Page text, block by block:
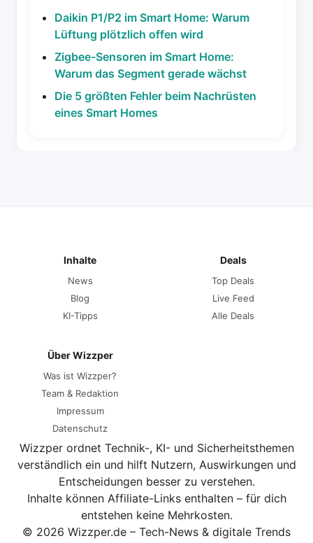
Daikin P1/P2 im Smart Home: Warum
Lüftung plötzlich offen wird
Zigbee-Sensoren im Smart Home:
Warum das Segment gerade wächst
Die 5 größten Fehler beim Nachrüsten
eines Smart Homes
Inhalte
News
Blog
KI-Tipps
Deals
Top Deals
Live Feed
Alle Deals
Über Wizzper
Was ist Wizzper?
Team & Redaktion
Impressum
Datenschutz
Wizzper ordnet Technik-, KI- und Sicherheitsthemen
verständlich ein und hilft Nutzern, Auswirkungen und
Entscheidungen besser zu verstehen.
Inhalte können Affiliate-Links enthalten – für dich
entstehen keine Mehrkosten.
© 2026 Wizzper.de – Tech-News & digitale Trends